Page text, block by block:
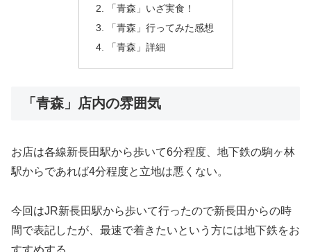
「青森」いざ実食！
「青森」行ってみた感想
「青森」詳細
「青森」店内の雰囲気
お店は各線新長田駅から歩いて6分程度、地下鉄の駒ヶ林
駅からであれば4分程度と立地は悪くない。
今回はJR新長田駅から歩いて行ったので新長田からの時
間で表記したが、最速で着きたいという方には地下鉄をお
すすめする。